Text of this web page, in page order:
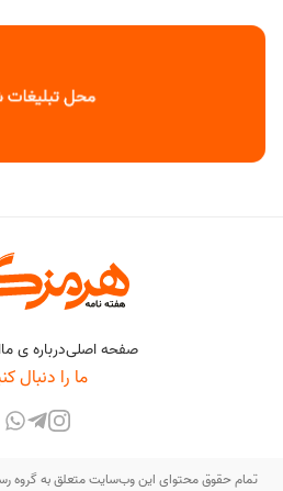
صفحه اصلیدرباره ی ما
ما را دنبال
تمام حقوق محتوای این وب‌سایت متعلق به گروه